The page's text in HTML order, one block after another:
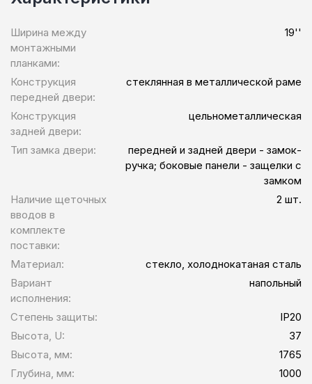
Ширина между
монтажными
планками:
19''
Конструкция
передней двери:
стеклянная в металлической раме
Конструкция
задней двери:
цельнометаллическая
Тип замка двери:
передней и задней двери - замок-
ручка; боковые панели - защелки с
замком
Наличие щеточных
вводов в
комплекте
поставки:
2 шт.
Материал:
стекло, холоднокатаная сталь
Вариант
исполнения:
напольный
Степень защиты:
IP20
Высота, U:
37
Высота, мм:
1765
Глубина, мм:
1000